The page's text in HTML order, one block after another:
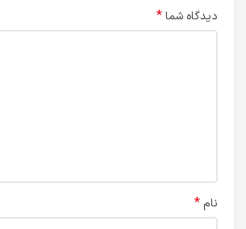
دیدگاه شما*
نام *